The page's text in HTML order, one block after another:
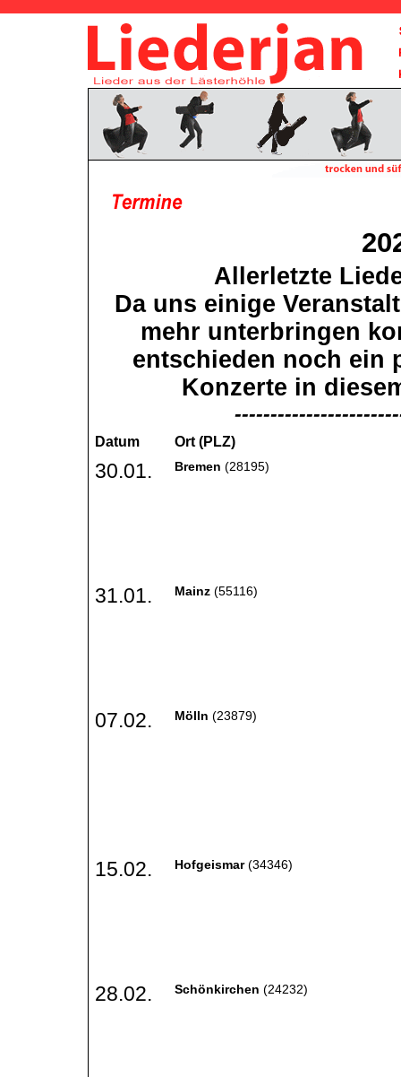
Allerletzte
Da uns einige
mehr unterbringen
entschieden noch ein
Konzerte in
Datum Ort (PLZ)
30.01. Bremen (28195)
31.01. Mainz(55116)
07.02. Mölln (23879)
15.02. Hofgeismar(34346)
28.02. Schönkirchen (24232)